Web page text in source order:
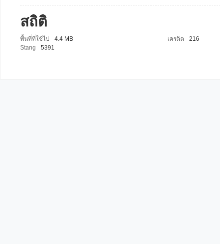
สถิติ
พื้นที่ที่ใช้ไป 4.4 MB เครดิต
216
Stang
5391